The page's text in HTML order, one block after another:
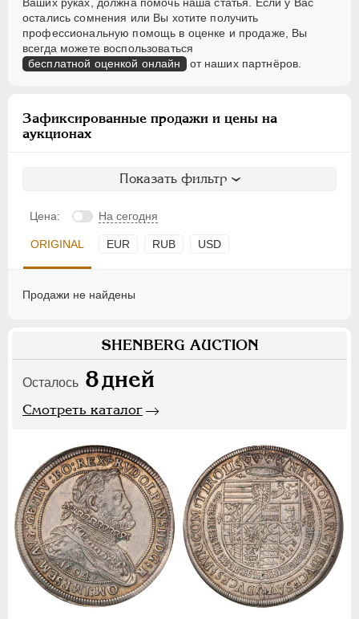
Ваших руках, должна помочь наша статья. Если у Вас
остались сомнения или Вы хотите получить
профессиональную помощь в оценке и продаже, Вы
всегда можете воспользоваться
бесплатной оценкой онлайн от наших партнёров.
Зафиксированные продажи и цены на
аукционах
Показать фильтр
Цена: На сегодня
ORIGINAL EUR RUB USD
Продажи не найдены
SHENBERG AUCTION
Осталось 8дней
Смотреть каталог